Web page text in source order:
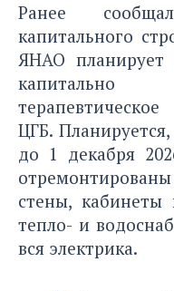
Ранее
капитального
ЯНАО планирует
капитально
ЦГБ.
до 1 декабря
стены, кабинеты
тепло- и
вся электрика.